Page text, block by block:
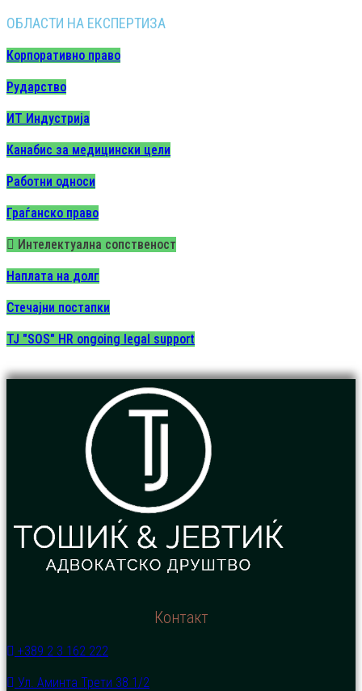
ОБЛАСТИ НА ЕКСПЕРТИЗА
Корпоративно право
Рударство
ИТ Индустрија
Канабис за медицински цели
Работни односи
Граѓанско право
Интелектуална сопственост
Наплата на долг
Стечајни постапки
TJ "SOS" HR ongoing legal support
Контакт
+389 2 3 162 222
Ул. Аминта Трети 38 1/2